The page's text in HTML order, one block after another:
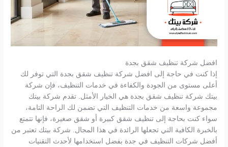
افضل شركة تنظيف شقق بجدة
إذا كنت في حاجة إلى افضل شركة تنظيف شقق بجدة التي توفر لك
أعلى مستوى من الجودة والكفاءة في خدمات التنظيف، فإن شركة
بيتك شركة تنظيف شقق بجدة هي الخيار الأمثل. تقدم شركة بيتك
مجموعة واسعة من خدمات التنظيف التي تضمن لك الراحة التامة،
سواء كنت بحاجة إلى تنظيف شقق كبيرة أو شقق صغيرة، فإنها تتمتع
بالخبرة الكافية التي تجعلها الرائدة في هذا المجال. شركة بيتك تعتبر من
أفضل شركات التنظيف في جدة بفضل استخدامها لأحدث التقنيات